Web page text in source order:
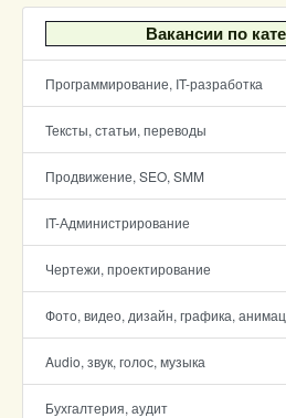
Вакансии по
Программирование, IT-разработка
Тексты, статьи, переводы
Продвижение, SEO, SMM
IT-Администрирование
Чертежи, проектирование
Фото, видео, дизайн, графика,
Audio, звук, голос, музыка
Бухгалтерия, аудит